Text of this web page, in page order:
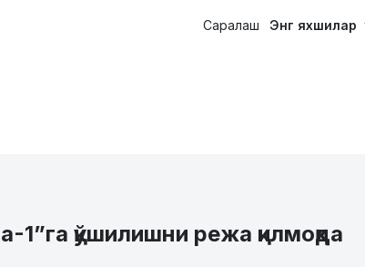
Саралаш Энг яхшилар
қўшилишни режа қилмоқда